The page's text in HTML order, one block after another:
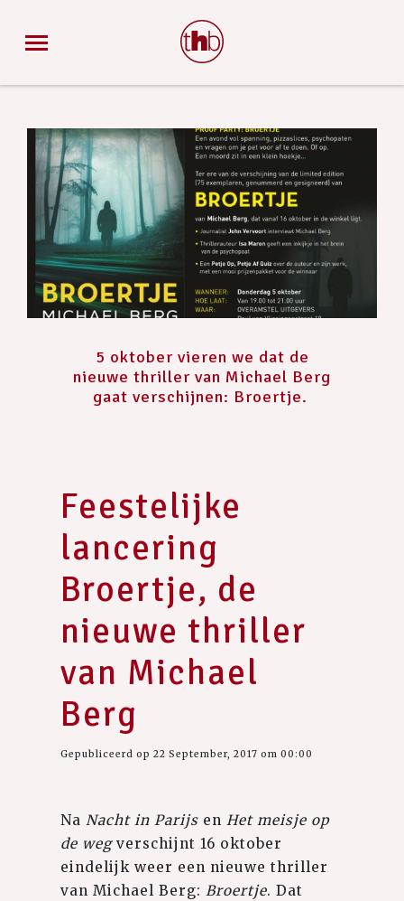
5 oktober vieren we dat de
nieuwe thriller van Michael Berg
gaat verschijnen: Broertje.
Feestelijke
lancering
Broertje, de
nieuwe thriller
van Michael
Berg
Gepubliceerd op 22 September, 2017 om 00:00
Na Nacht in Parijs en Het meisje op
de wegverschijnt 16 oktober
eindelijk weer een nieuwe thriller
van Michael Berg: Broertje. Dat